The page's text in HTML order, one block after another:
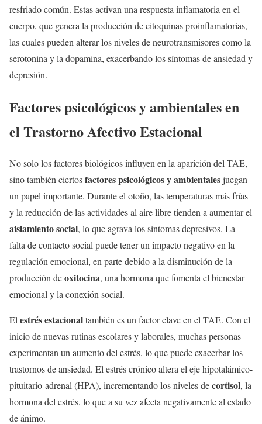
resfriado común. Estas activan una respuesta inflamatoria en el
cuerpo, que genera la producción de citoquinas proinflamatorias,
las cuales pueden alterar los niveles de neurotransmisores como la
serotonina y la dopamina, exacerbando los síntomas de ansiedad y
depresión.
Factores psicológicos y ambientales en
el Trastorno Afectivo Estacional
No solo los factores biológicos influyen en la aparición del TAE,
sino también ciertosfactores psicológicos y ambientalesjuegan
un papel importante. Durante el otoño, las temperaturas más frías
y la reducción de las actividades al aire libre tienden a aumentar el
aislamiento social, lo que agrava los síntomas depresivos. La
falta de contacto social puede tener un impacto negativo en la
regulación emocional, en parte debido a la disminución de la
producción deoxitocina, una hormona que fomenta el bienestar
emocional y la conexión social.
Elestrés estacionaltambién es un factor clave en el TAE. Con el
inicio de nuevas rutinas escolares y laborales, muchas personas
experimentan un aumento del estrés, lo que puede exacerbar los
trastornos de ansiedad. El estrés crónico altera el eje hipotalámico-
pituitario-adrenal (HPA), incrementando los niveles decortisol, la
hormona del estrés, lo que a su vez afecta negativamente al estado
de ánimo.